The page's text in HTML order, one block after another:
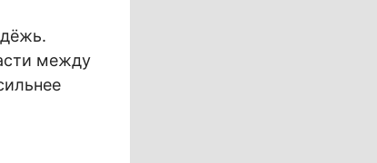
между